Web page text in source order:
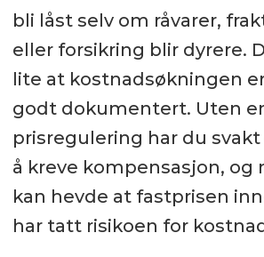
bli låst selv om råvarer,
eller forsikring blir dyrere.
lite at kostnadsøkningen
godt dokumentert. Uten
prisregulering har du
å kreve kompensasjon, og
kan hevde at fastprisen
har tatt risikoen for